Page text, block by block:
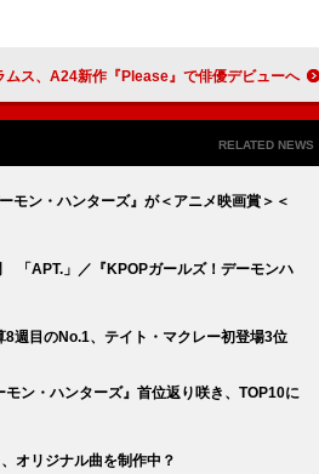
ー・エイブラムス、A24新作『Please』で俳優デビューへ
RELATED NEWS
モン・ハンターズ』が＜アニメ映画賞＞＜
「APT.」／『KPOPガールズ！デーモンハ
8週目のNo.1、テイト・マクレー初登場3位
ン・ハンターズ』首位返り咲き、TOP10に
オリジナル曲を制作中？